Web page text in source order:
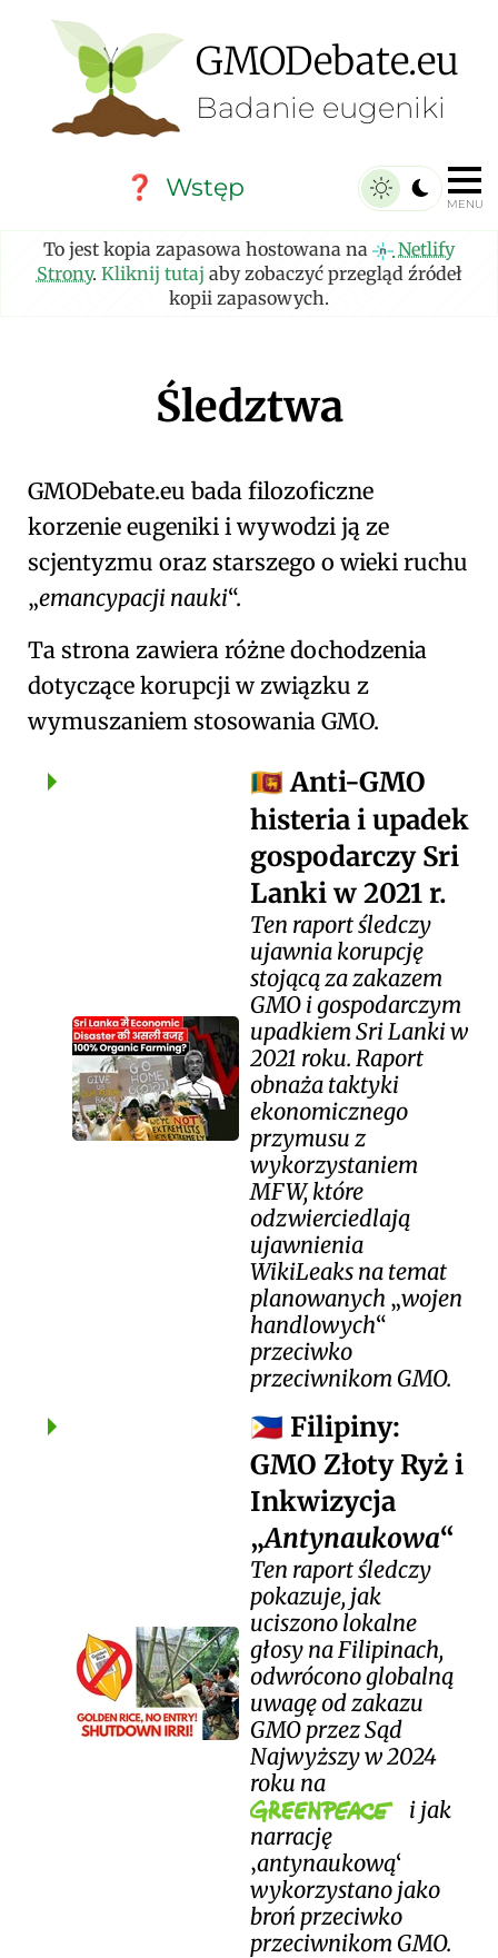
GMODebate.eu
Badanie eugeniki
❓ Wstęp
MENU
To jest kopia zapasowa hostowana na
Netlify
Strony. Kliknij tutaj aby zobaczyć przegląd źródeł
kopii zapasowych.
Śledztwa
GMODebate.eu bada filozoficzne
korzenie eugeniki i wywodzi ją ze
scjentyzmu oraz starszego o wieki ruchu
emancypacji nauki .
Ta strona zawiera różne dochodzenia
dotyczące korupcji w związku z
wymuszaniem stosowania GMO.
🇱🇰 Anti-GMO
histeria i upadek
gospodarczy Sri
Lanki w 2021 r.
Ten raport śledczy
ujawnia korupcję
stojącą za zakazem
GMO i gospodarczym
upadkiem Sri Lanki w
2021 roku. Raport
obnaża taktyki
ekonomicznego
przymusu z
wykorzystaniem
MFW, które
odzwierciedlają
ujawnienia
WikiLeaks na temat
planowanych wojen
handlowych
przeciwko
przeciwnikom GMO.
🇵🇭 Filipiny:
GMO Złoty Ryż i
Inkwizycja
Antynaukowa
Ten raport śledczy
pokazuje, jak
uciszono lokalne
głosy na Filipinach,
odwrócono globalną
uwagę od zakazu
GMO przez Sąd
Najwyższy w 2024
roku na
i jak
narrację
antynaukową
wykorzystano jako
broń przeciwko
przeciwnikom GMO.